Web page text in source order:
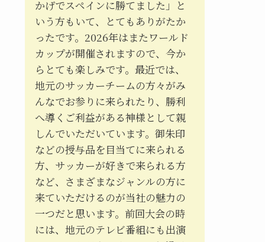
かげでスペインに勝てました」と
いう方もいて、とてもありがたか
ったです。2026年はまたワールド
カップが開催されますので、今か
らとても楽しみです。最近では、
地元のサッカーチームの方々がみ
んなでお参りに来られたり、勝利
へ導くご利益がある神様として親
しんでいただいています。御朱印
などの授与品を目当てに来られる
方、サッカーが好きで来られる方
など、さまざまなジャンルの方に
来ていただけるのが当社の魅力の
一つだと思います。前回大会の時
には、地元のテレビ番組にも出演